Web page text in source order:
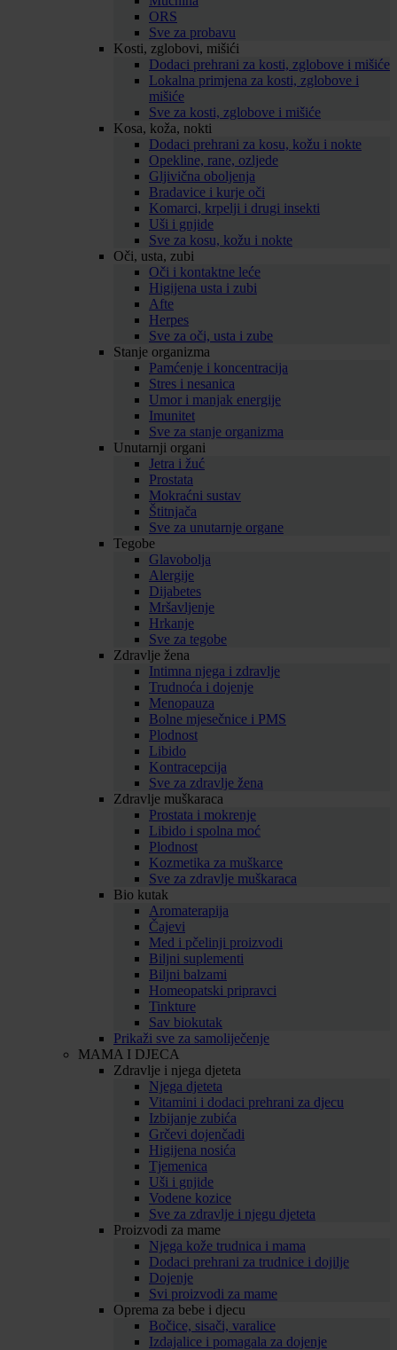
ORS
Sve za probavu
Kosti, zglobovi, mišići
Dodaci prehrani za kosti, zglobove i mišiće
Lokalna primjena za kosti, zglobove i
mišiće
Sve za kosti, zglobove i mišiće
Kosa, koža, nokti
Dodaci prehrani za kosu, kožu i nokte
Opekline, rane, ozljede
Gljivična oboljenja
Bradavice i kurje oči
Komarci, krpelji i drugi insekti
Uši i gnjide
Sve za kosu, kožu i nokte
Oči, usta, zubi
Oči i kontaktne leće
Higijena usta i zubi
Afte
Herpes
Sve za oči, usta i zube
Stanje organizma
Pamćenje i koncentracija
Stres i nesanica
Umor i manjak energije
Imunitet
Sve za stanje organizma
Unutarnji organi
Jetra i žuć
Prostata
Mokraćni sustav
Štitnjača
Sve za unutarnje organe
Tegobe
Glavobolja
Alergije
Dijabetes
Mršavljenje
Hrkanje
Sve za tegobe
Zdravlje žena
Intimna njega i zdravlje
Trudnoća i dojenje
Menopauza
Bolne mjesečnice i PMS
Plodnost
Libido
Kontracepcija
Sve za zdravlje žena
Zdravlje muškaraca
Prostata i mokrenje
Libido i spolna moć
Plodnost
Kozmetika za muškarce
Sve za zdravlje muškaraca
Bio kutak
Aromaterapija
Čajevi
Med i pčelinji proizvodi
Biljni suplementi
Biljni balzami
Homeopatski pripravci
Tinkture
Sav biokutak
Prikaži sve za samoliječenje
MAMA I DJECA
Zdravlje i njega djeteta
Njega djeteta
Vitamini i dodaci prehrani za djecu
Izbijanje zubića
Grčevi dojenčadi
Higijena nosića
Tjemenica
Uši i gnjide
Vodene kozice
Sve za zdravlje i njegu djeteta
Proizvodi za mame
Njega kože trudnica i mama
Dodaci prehrani za trudnice i dojilje
Dojenje
Svi proizvodi za mame
Oprema za bebe i djecu
Bočice, sisači, varalice
Izdajalice i pomagala za dojenje